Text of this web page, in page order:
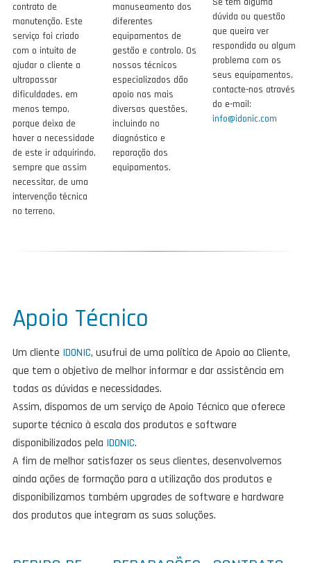
contrato de
manutenção. Este
serviço foi criado
com o intuito de
ajudar o cliente a
ultrapassar
dificuldades, em
menos tempo,
porque deixa de
haver a necessidade
de este ir adquirindo,
sempre que assim
necessitar, de uma
intervenção técnica
no terreno.
manuseamento dos
diferentes
equipamentos de
gestão e controlo. Os
nossos técnicos
especializados dão
apoio nas mais
diversas questões,
incluindo no
diagnóstico e
reparação dos
equipamentos.
dúvida ou questão
que queira ver
respondida ou algum
problema com os
seus equipamentos,
contacte-nos através
do e-mail:
info@idonic.com
Apoio Técnico
Um cliente IDONIC, usufrui de uma política de Apoio ao Cliente,
que tem o objetivo de melhor informar e dar assistência em
todas as dúvidas e necessidades.
Assim, dispomos de um serviço de Apoio Técnico que oferece
suporte técnico à escala dos produtos e software
disponibilizados pela IDONIC.
A fim de melhor satisfazer os seus clientes, desenvolvemos
ainda ações de formação para a utilização dos produtos e
disponibilizamos também upgrades de software e hardware
dos produtos que integram as suas soluções.